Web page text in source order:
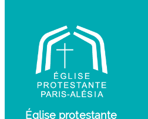
Église protestante